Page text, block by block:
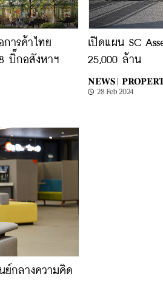
ารค้าไทย
บิ๊กอสังหาฯ
เปิดแผน SC
25,000 ล้าน
NEWS |
28 Feb 2024
กลางความคิด